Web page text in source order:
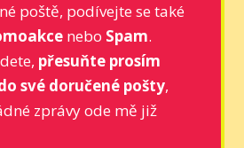
poště, podívejte se také
nebo Spam.
přesuňte prosím
své doručené pošty,
zprávy ode mě již